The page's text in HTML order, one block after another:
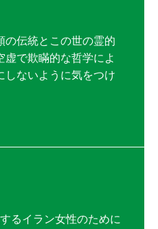
の伝統とこの世の霊的
虚で欺瞞的な哲学によ
しないように気をつけ
るイラン女性のために